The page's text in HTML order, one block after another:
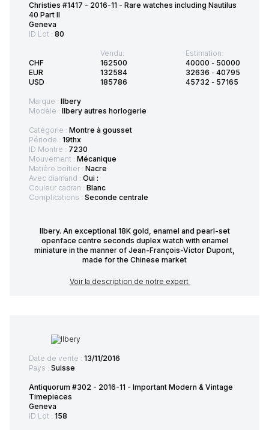
Christies #1417 - 2016-11 - Rare watches including Nautilus
40 Part II
Geneva
ID Lot : 80
CHF
EUR
USD
Vendu:
162500
132584
185786
Estimation:
40000 - 50000
32636 - 40795
45732 - 57165
Marque : Ilbery
Modèle : Ilbery autres horlogerie
Catégorie : Montre à gousset
Période : 19thx
ID Montre : 7230
Mouvement : Mécanique
Matière boîtier : Nacre
Avec diamand : Oui :
Couleur cadran : Blanc
Complications : Seconde centrale
Ilbery. An exceptional 18K gold, enamel and pearl-set
openface centre seconds duplex watch with enamel
miniature in the manner of Jean-François-Victor Dupont,
made for the Chinese market
Voir la description de notre expert
Date de vente : 13/11/2016
Pays : Suisse
Antiquorum #302 - 2016-11 - Important Modern & Vintage
Timepieces
Geneva
ID Lot : 158